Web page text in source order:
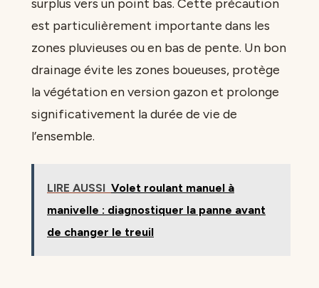
surplus vers un point bas. Cette précaution
est particulièrement importante dans les
zones pluvieuses ou en bas de pente. Un bon
drainage évite les zones boueuses, protège
la végétation en version gazon et prolonge
significativement la durée de vie de
l’ensemble.
LIRE AUSSI Volet roulant manuel à
manivelle : diagnostiquer la panne avant
de changer le treuil